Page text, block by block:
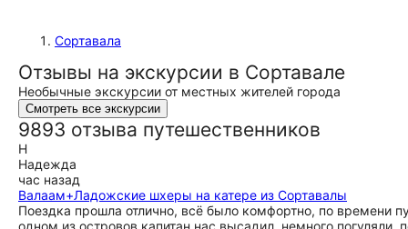
Сортавала
Отзывы на экскурсии в Сортавале
Необычные экскурсии от местных жителей города
Смотреть все экскурсии
9893 отзыва путешественников
Н
Надежда
час назад
Валаам+Ладожские шхеры на катере из Сортавалы
Поездка прошла отлично, всё было комфортно, по времени
одном из островов капитан нас высадил, немного